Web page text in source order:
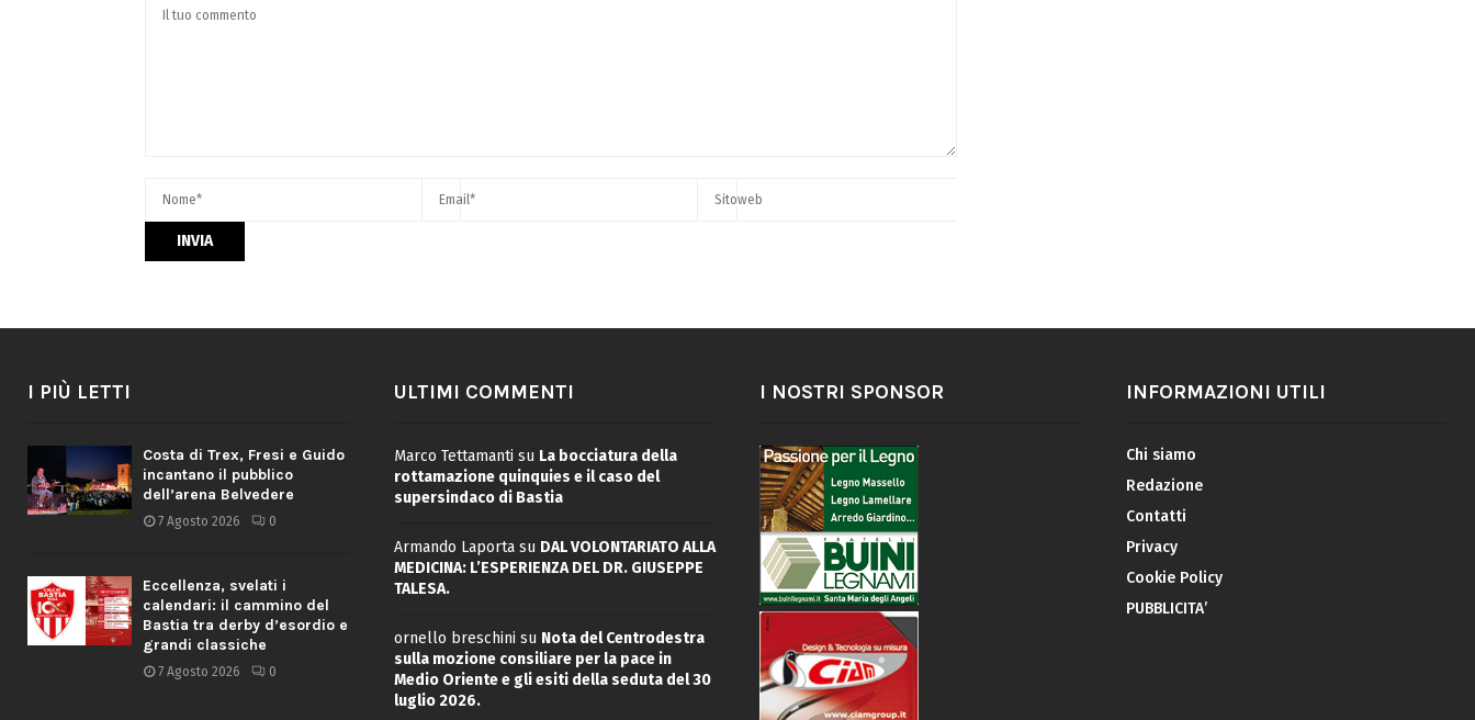
I PIÙ LETTI
Costa di Trex, Fresi e Guido
incantano il pubblico
dell’arena Belvedere
7 Agosto 2026 0
Eccellenza, svelati i
calendari: il cammino del
Bastia tra derby d’esordio e
grandi classiche
7 Agosto 2026 0
ULTIMI COMMENTI
Marco Tettamanti su La bocciatura della
rottamazione quinquies e il caso del
supersindaco di Bastia
Armando Laportasu DAL VOLONTARIATO ALLA
MEDICINA: L’ESPERIENZA DEL DR. GIUSEPPE
TALESA.
ornello breschini su Nota del Centrodestra
sulla mozione consiliare per la pace in
Medio Oriente e gli esiti della seduta del 30
luglio 2026.
I NOSTRI SPONSOR INFORMAZIONI UTILI
Chi siamo
Redazione
Contatti
Privacy
Cookie Policy
PUBBLICITA’